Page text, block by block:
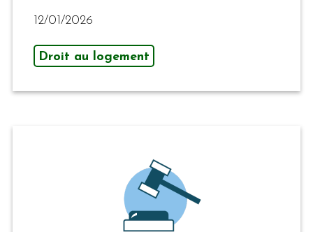
12/01/2026
Droit au logement